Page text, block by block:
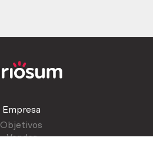
Empresa
Objetivos
Vender